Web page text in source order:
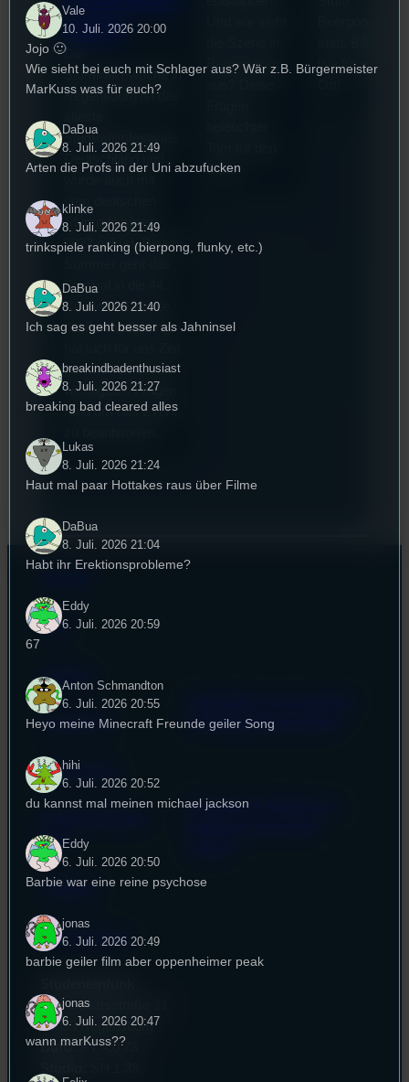
iterin
Die
Stummfilmwoche in
Regensburg ist das
Stummfilmfestivals
Deutschland und
dem deutschen
Stummfilmpreis
2022 gekürt. Diesen
Festival in die 44.
Runde und Nicole,
die Festivalleitung,
genommen um die
wichtigsten Fragen
rund um das Event
Regensburg
Stufu.
live für euch
FAQ
Satzung
Impressum
Datenschutz
(EU)
Empfang
EPK & Presse
für Medienwissenschaft
Powered by Airtime.pro –
Universitätsstraße 31
93053 Regensburg
Büro:PT 4.0.73
Vale
10. Juli. 2026 20:00
Jojo 🙂
Wie sieht bei euch mit Schlager aus? Wär z.B. Bürgermeister
MarKuss was für euch?
DaBua
8. Juli. 2026 21:49
Arten die Profs in der Uni abzufucken
klinke
8. Juli. 2026 21:49
trinkspiele ranking (bierpong, flunky, etc.)
DaBua
8. Juli. 2026 21:40
Ich sag es geht besser als Jahninsel
breakindbadenthusiast
8. Juli. 2026 21:27
breaking bad cleared alles
Lukas
8. Juli. 2026 21:24
Haut mal paar Hottakes raus über Filme
DaBua
8. Juli. 2026 21:04
Habt ihr Erektionsprobleme?
Eddy
6. Juli. 2026 20:59
67
Anton Schmandton
6. Juli. 2026 20:55
Heyo meine Minecraft Freunde geiler Song
hihi
6. Juli. 2026 20:52
du kannst mal meinen michael jackson
Eddy
6. Juli. 2026 20:50
Barbie war eine reine psychose
jonas
6. Juli. 2026 20:49
barbie geiler film aber oppenheimer peak
jonas
6. Juli. 2026 20:47
wann marKuss??